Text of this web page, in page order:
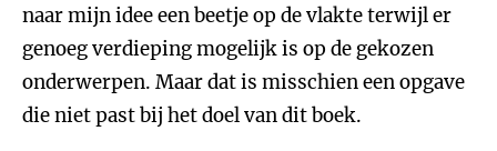
naar mijn idee een beetje op de vlakte terwijl er
genoeg verdieping mogelijk is op de gekozen
onderwerpen. Maar dat is misschien een opgave
die niet past bij het doel van dit boek.